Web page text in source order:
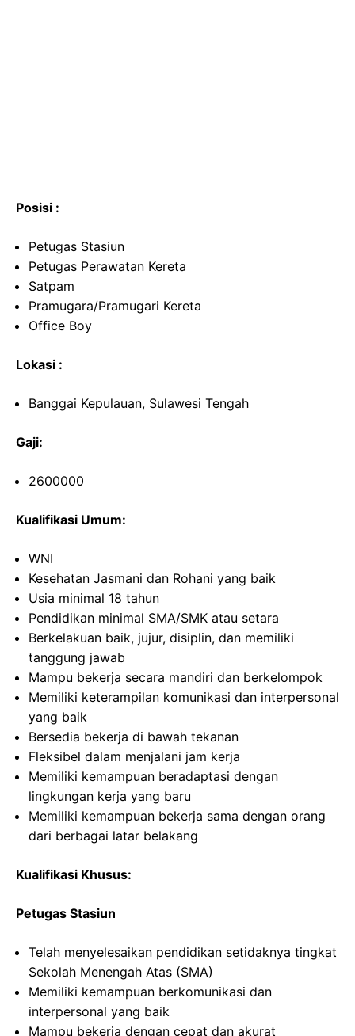
Posisi :
Petugas Stasiun
Petugas Perawatan Kereta
Satpam
Pramugara/Pramugari Kereta
Office Boy
Lokasi :
Banggai Kepulauan, Sulawesi Tengah
Gaji:
2600000
Kualifikasi Umum:
WNI
Kesehatan Jasmani dan Rohani yang baik
Usia minimal 18 tahun
Pendidikan minimal SMA/SMK atau setara
Berkelakuan baik, jujur, disiplin, dan memiliki
tanggung jawab
Mampu bekerja secara mandiri dan berkelompok
Memiliki keterampilan komunikasi dan interpersonal
yang baik
Bersedia bekerja di bawah tekanan
Fleksibel dalam menjalani jam kerja
Memiliki kemampuan beradaptasi dengan
lingkungan kerja yang baru
Memiliki kemampuan bekerja sama dengan orang
dari berbagai latar belakang
Kualifikasi Khusus:
Petugas Stasiun
Telah menyelesaikan pendidikan setidaknya tingkat
Sekolah Menengah Atas (SMA)
Memiliki kemampuan berkomunikasi dan
interpersonal yang baik
Mampu bekerja dengan cepat dan akurat